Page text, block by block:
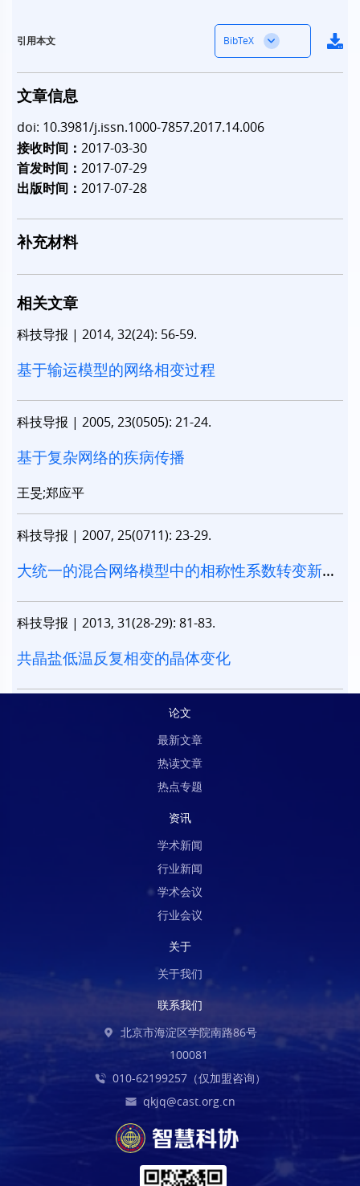
引用本文 BibTeX
文章信息
doi: 10.3981/j.issn.1000-7857.2017.14.006
接收时间：2017-03-30
首发时间：2017-07-29
出版时间：2017-07-28
补充材料
相关文章
科技导报 | 2014, 32(24): 56-59.
基于输运模型的网络相变过程
科技导报 | 2005, 23(0505): 21-24.
基于复杂网络的疾病传播
王旻;郑应平
科技导报 | 2007, 25(0711): 23-29.
大统一的混合网络模型中的相称性系数转变新特
科技导报 | 2013, 31(28-29): 81-83.
共晶盐低温反复相变的晶体变化
论文
最新文章
热读文章
热点专题
资讯
学术新闻
行业新闻
学术会议
行业会议
关于
关于我们
联系我们
北京市海淀区学院南路86号
100081
010-62199257（仅加盟咨询）
qkjq@cast.org.cn